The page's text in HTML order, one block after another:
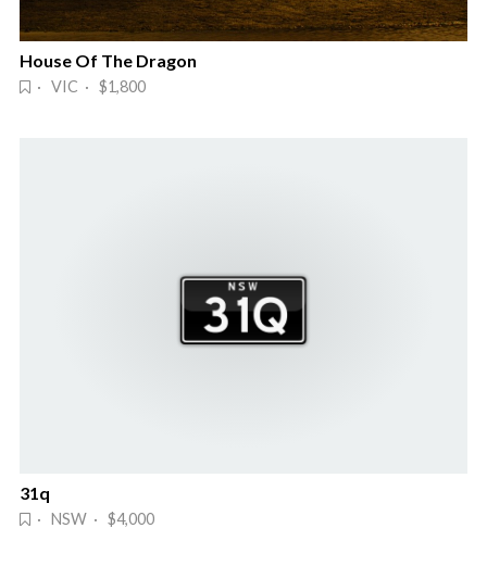
House Of The Dragon
· VIC · $1,800
31q
· NSW · $4,000